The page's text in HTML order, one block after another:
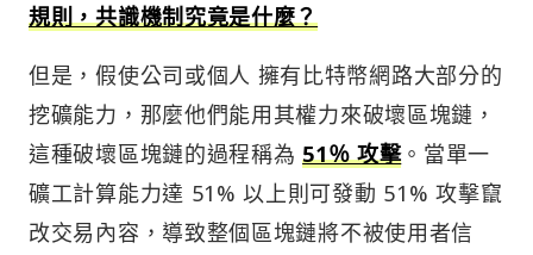
規則，共識機制究竟是什麼？
但是，假使公司或個人 擁有比特幣網路大部分的
挖礦能力，那麼他們能用其權力來破壞區塊鏈，
這種破壞區塊鏈的過程稱為51％ 攻擊。當單一
礦工計算能力達 51% 以上則可發動 51% 攻擊竄
改交易內容，導致整個區塊鏈將不被使用者信